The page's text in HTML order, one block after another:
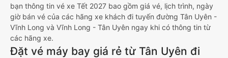
bạn thông tin vé xe Tết 2027 bao gồm giá vé, lịch trình, ngày
giờ bán vé của các hãng xe khách đi tuyến đường Tân Uyên -
Vĩnh Long và Vĩnh Long - Tân Uyên ngay khi có thông tin từ
các hãng xe.
Đặt vé máy bay giá rẻ từ Tân Uyên đi